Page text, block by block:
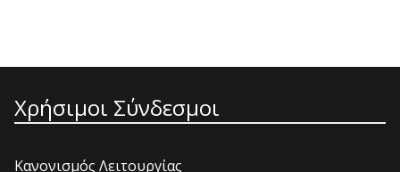
Χρήσιμοι Σύνδεσμοι
Κανονισμός Λειτουργίας